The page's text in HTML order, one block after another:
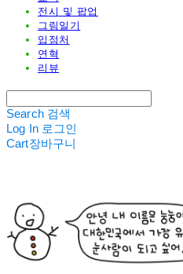
전시 및 팝업
그림일기
입점처
연혁
리뷰
Search 검색
Log In 로그인
Cart장바구니